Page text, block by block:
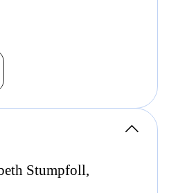
Stumpfoll,